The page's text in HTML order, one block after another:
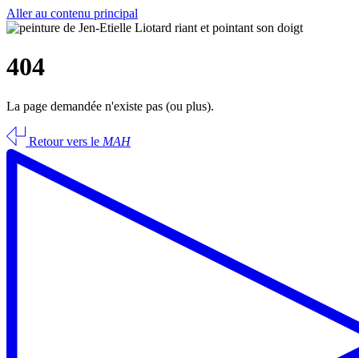
Aller au contenu principal
404
La page demandée n'existe pas (ou plus).
Retour vers le MAH